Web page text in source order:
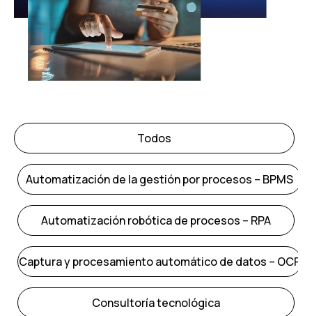
Todos
Automatización de la gestión por procesos – BPMS
Automatización robótica de procesos – RPA
Captura y procesamiento automático de datos – OCR
Consultoría tecnológica